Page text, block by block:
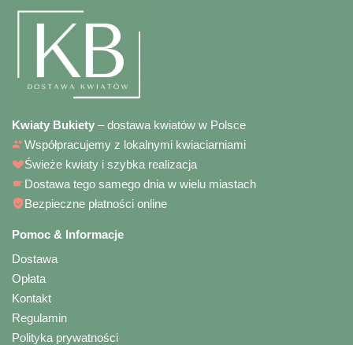
Kwiaty Bukiety – dostawa kwiatów w Polsce
Współpracujemy z lokalnymi kwiaciarniami
Świeże kwiaty i szybka realizacja
Dostawa tego samego dnia w wielu miastach
Bezpieczne płatności online
Pomoc & Informacje
Dostawa
Opłata
Kontakt
Regulamin
Polityka prywatności